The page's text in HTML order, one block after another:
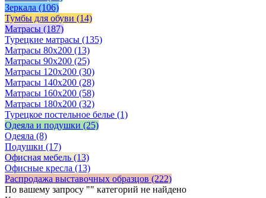
Зеркала (106)
Тумбы для обуви (14)
Матрасы (187)
Турецкие матрасы (135)
Матрасы 80x200 (13)
Матрасы 90х200 (25)
Матрасы 120х200 (30)
Матрасы 140х200 (28)
Матрасы 160х200 (58)
Матрасы 180х200 (32)
Турецкое постельное белье (1)
Одеяла и подушки (25)
Одеяла (8)
Подушки (17)
Офисная мебель (13)
Офисные кресла (13)
Распродажа выставочных образцов (222)
По вашему запросу "" категорий не найдено